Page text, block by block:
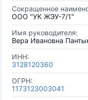
Сокращенное
ООО "УК ЖЭУ-7/1"
Имя руководителя:
Вера Ивановна
ИНН:
3128120360
ОГРН:
1173123003041